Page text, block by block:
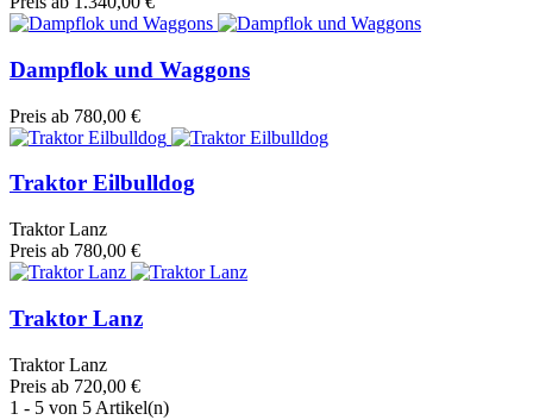
Dampflok und Waggons
Preis ab 780,00 €
Traktor Eilbulldog
Traktor Lanz
Preis ab 780,00 €
Traktor Lanz
Traktor Lanz
Preis ab 720,00 €
1 - 5 von 5 Artikel(n)